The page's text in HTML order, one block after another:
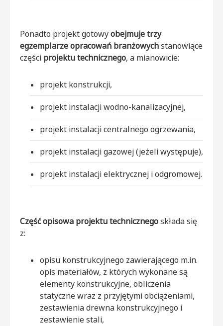
Ponadto projekt gotowyobejmuje trzy
egzemplarze opracowań branżowychstanowiące
części projektu technicznego, a mianowicie:
projekt konstrukcji,
projekt instalacji wodno-kanalizacyjnej,
projekt instalacji centralnego ogrzewania,
projekt instalacji gazowej (jeżeli występuje),
projekt instalacji elektrycznej i odgromowej.
Część opisowa projektu technicznegoskłada się
z:
opisu konstrukcyjnego zawierającego m.in.
opis materiałów, z których wykonane są
elementy konstrukcyjne, obliczenia
statyczne wraz z przyjętymi obciążeniami,
zestawienia drewna konstrukcyjnego i
zestawienie stali,